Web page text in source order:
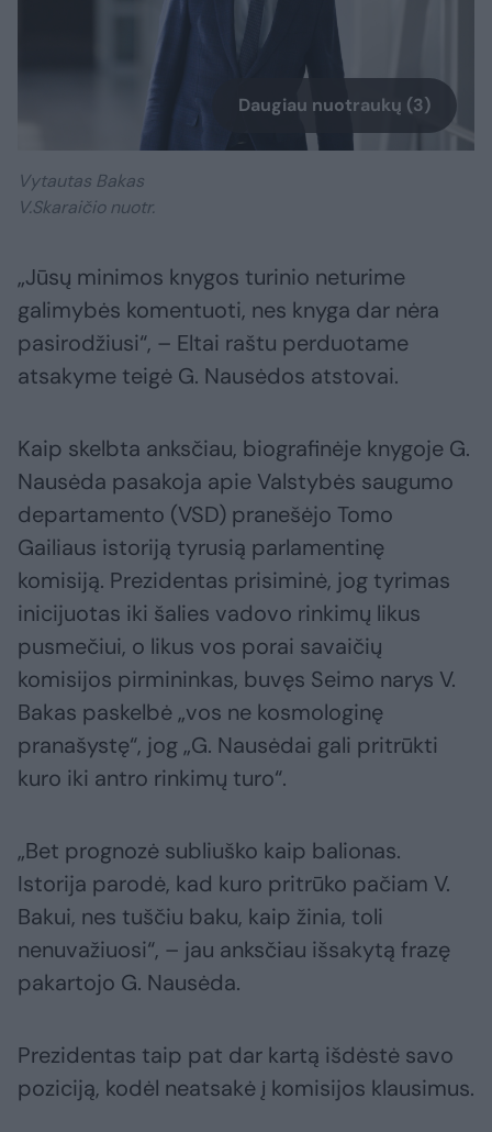
Daugiau nuotraukų (3)
Vytautas Bakas
V.Skaraičio nuotr.
„Jūsų minimos knygos turinio neturime
galimybės komentuoti, nes knyga dar nėra
pasirodžiusi“, – Eltai raštu perduotame
atsakyme teigė G. Nausėdos atstovai.
Kaip skelbta anksčiau, biografinėje knygoje G.
Nausėda pasakoja apie Valstybės saugumo
departamento (VSD) pranešėjo Tomo
Gailiaus istoriją tyrusią parlamentinę
komisiją. Prezidentas prisiminė, jog tyrimas
inicijuotas iki šalies vadovo rinkimų likus
pusmečiui, o likus vos porai savaičių
komisijos pirmininkas, buvęs Seimo narys V.
Bakas paskelbė „vos ne kosmologinę
pranašystę“, jog „G. Nausėdai gali pritrūkti
kuro iki antro rinkimų turo“.
„Bet prognozė subliuško kaip balionas.
Istorija parodė, kad kuro pritrūko pačiam V.
Bakui, nes tuščiu baku, kaip žinia, toli
nenuvažiuosi“, – jau anksčiau išsakytą frazę
pakartojo G. Nausėda.
Prezidentas taip pat dar kartą išdėstė savo
poziciją, kodėl neatsakė į komisijos klausimus.